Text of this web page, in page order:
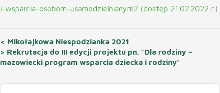
i-wsparcia-osobom-usamodzielnianym2 (dostęp 21.02.2022 r.)
< Mikołajkowa Niespodzianka 2021
> Rekrutacja do III edycji projektu pn. "Dla rodziny –
mazowiecki program wsparcia dziecka i rodziny"